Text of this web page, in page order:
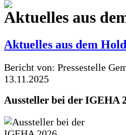
Aktuelles aus
Aktuelles aus dem
Bericht von: Pressestelle
13.11.2025
Aussteller bei der IGEHA